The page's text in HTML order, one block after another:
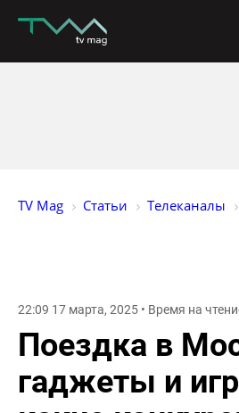
TV Mag Статьи Телеканалы
22:09 17 марта, 2025 • Время на
Поездка в
гаджеты и